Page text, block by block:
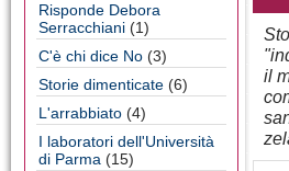
Risponde Debora
Serracchiani (1)
C'è chi dice No (3)
Storie dimenticate (6)
L'arrabbiato (4)
I laboratori dell'Università
di Parma (15)
il